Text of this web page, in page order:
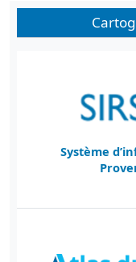
Système